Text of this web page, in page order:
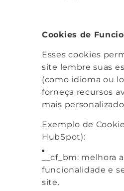
Cookies de
Esses cookies
site lembre suas
(como idioma ou
forneça recursos
mais
Exemplo de
HubSpot):
__cf_bm: melhora a
funcionalidade e
site.